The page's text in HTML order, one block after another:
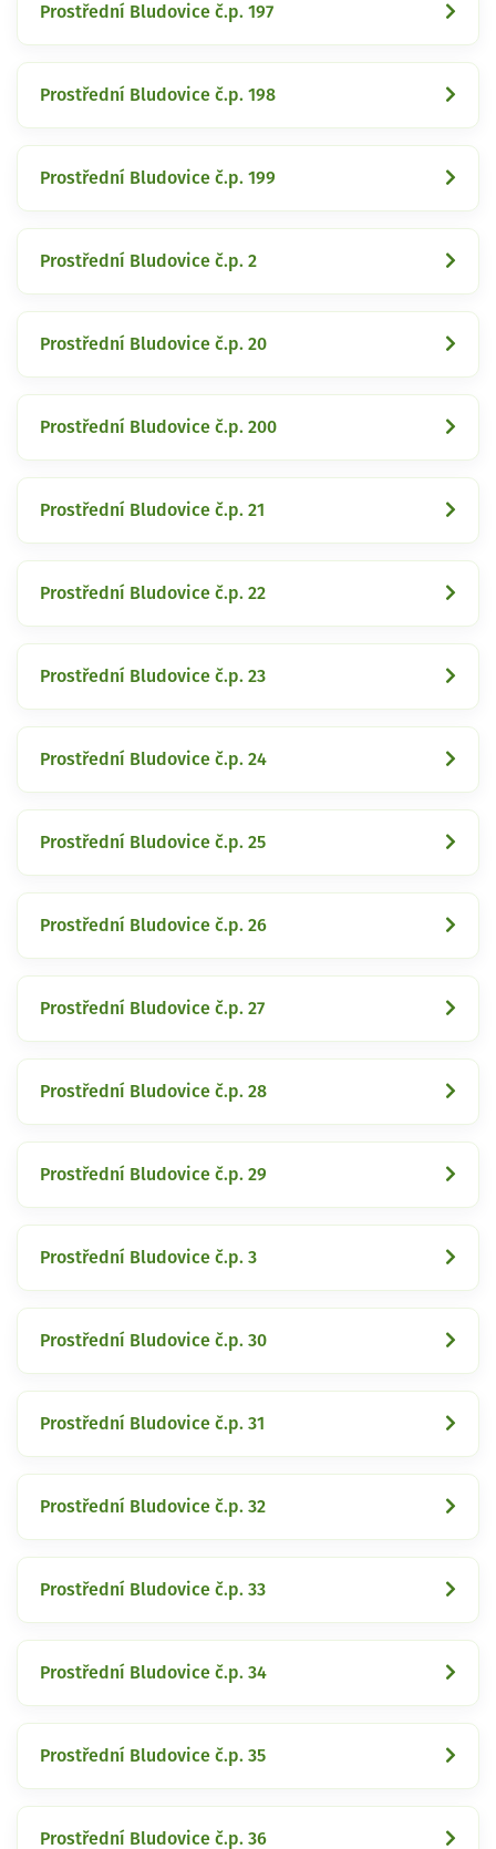
Prostřední Bludovice č.p. 197
Prostřední Bludovice č.p. 198
Prostřední Bludovice č.p. 199
Prostřední Bludovice č.p. 2
Prostřední Bludovice č.p. 20
Prostřední Bludovice č.p. 200
Prostřední Bludovice č.p. 21
Prostřední Bludovice č.p. 22
Prostřední Bludovice č.p. 23
Prostřední Bludovice č.p. 24
Prostřední Bludovice č.p. 25
Prostřední Bludovice č.p. 26
Prostřední Bludovice č.p. 27
Prostřední Bludovice č.p. 28
Prostřední Bludovice č.p. 29
Prostřední Bludovice č.p. 3
Prostřední Bludovice č.p. 30
Prostřední Bludovice č.p. 31
Prostřední Bludovice č.p. 32
Prostřední Bludovice č.p. 33
Prostřední Bludovice č.p. 34
Prostřední Bludovice č.p. 35
Prostřední Bludovice č.p. 36